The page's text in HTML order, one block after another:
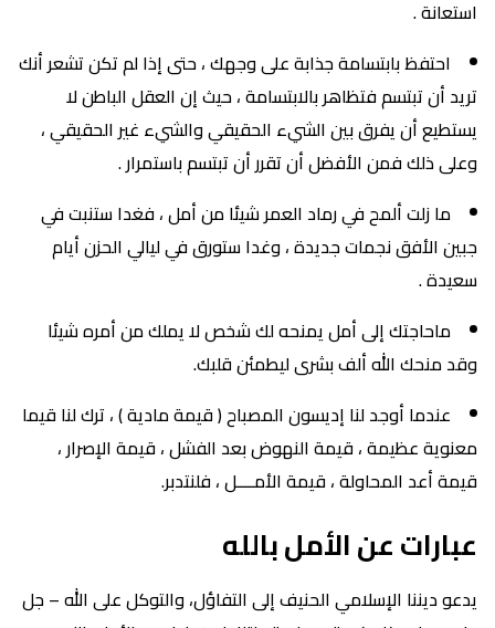
استعانة .
احتفظ بابتسامة جذابة على وجهك ، حتى إذا لم تكن تشعر أنك
تريد أن تبتسم فتظاهر بالابتسامة ، حيث إن العقل الباطن لا
يستطيع أن يفرق بين الشيء الحقيقي والشيء غير الحقيقي ،
وعلى ذلك فمن الأفضل أن تقرر أن تبتسم باستمرار .
ما زلت ألمح في رماد العمر شيئا من أمل ، فغدا ستنبت في
جبين الأفق نجمات جديدة ، وغدا ستورق في ليالي الحزن أيام
سعيدة .
ماحاجتك إلى أمل يمنحه لك شخص لا يملك من أمره شيئا
وقد منحك الله ألف بشرى ليطمئن قلبك.
عندما أوجد لنا إديسون المصباح ( قيمة مادية ) ، ترك لنا قيما
معنوية عظيمة ، قيمة النهوض بعد الفشل ، قيمة الإصرار ،
قيمة أعد المحاولة ، قيمة الأمــــل ، فلنتدبر.
عبارات عن الأمل بالله
يدعو ديننا الإسلامي الحنيف إلى التفاؤل، والتوكل على الله – جل